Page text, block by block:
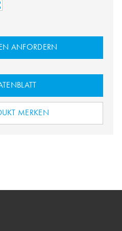
ANFORDERN
MERKEN